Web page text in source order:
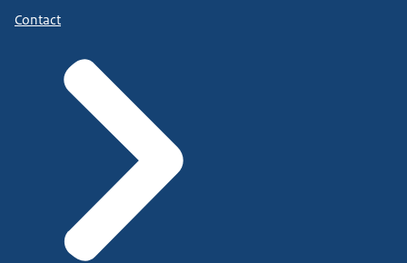
Contact